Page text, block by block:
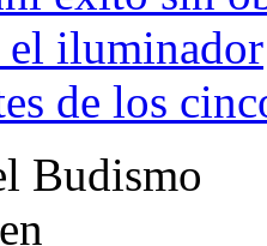
el iluminador
de los
Budismo